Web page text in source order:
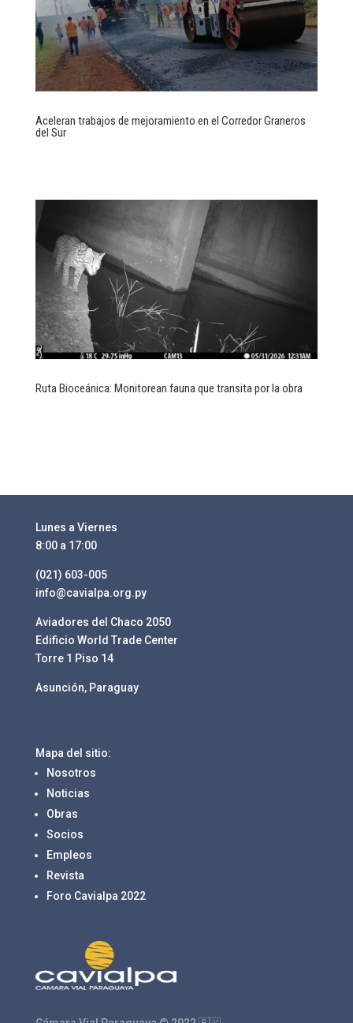
Aceleran trabajos de mejoramiento en el Corredor Graneros
del Sur
Ruta Bioceánica: Monitorean fauna que transita por la obra
Lunes a Viernes
8:00 a 17:00
(021) 603-005
info@cavialpa.org.py
Aviadores del Chaco 2050
Edificio World Trade Center
Torre 1 Piso 14
Asunción, Paraguay
Mapa del sitio:
Nosotros
Noticias
Obras
Socios
Empleos
Revista
Foro Cavialpa 2022